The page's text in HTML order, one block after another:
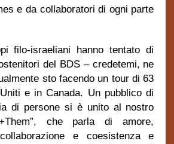
e da collaboratori di ogni parte
filo-israeliani hanno tentato di
del BDS – credetemi, ne
sto facendo un tour di 63
e in Canada. Un pubblico di
di persone si è unito al nostro
che parla di amore,
e coesistenza e